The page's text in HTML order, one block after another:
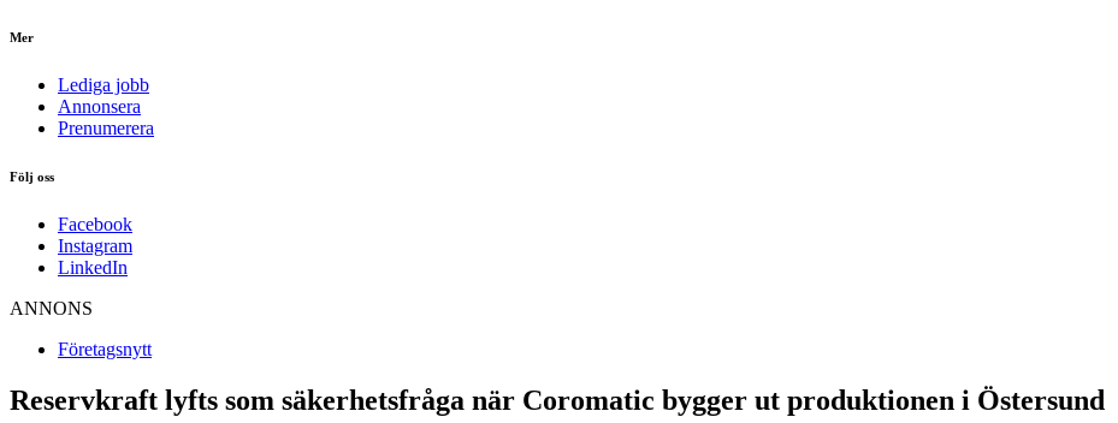
Mer
Lediga jobb
Annonsera
Prenumerera
Följ oss
Facebook
Instagram
LinkedIn
ANNONS
Företagsnytt
Reservkraft lyfts som säkerhetsfråga när Coromatic bygger ut produktionen i Östersund